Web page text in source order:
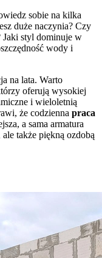
sobie na kilka
duże naczynia? Czy
Jaki styl dominuje w
wody i
na lata. Warto
oferują wysokiej
i wieloletnią
że codzienna praca
a sama armatura
także piękną ozdobą